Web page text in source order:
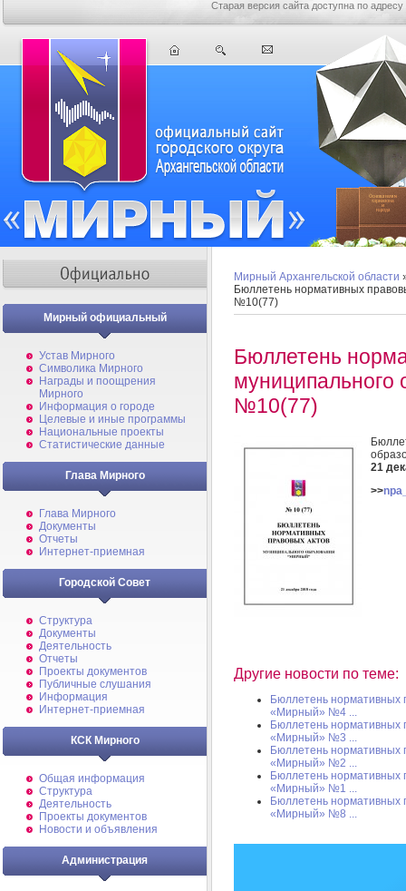
Старая версия сайта доступна по адресу
Мирный официальный
Устав Мирного
Символика Мирного
Награды и поощрения
Мирного
Информация о городе
Целевые и иные программы
Национальные проекты
Статистические данные
Глава Мирного
Глава Мирного
Документы
Отчеты
Интернет-приемная
Городской Совет
Структура
Документы
Деятельность
Отчеты
Проекты документов
Публичные слушания
Информация
Интернет-приемная
КСК Мирного
Общая информация
Структура
Деятельность
Проекты документов
Новости и объявления
Администрация
Мирный Архангельской области
Бюллетень нормативных
№10(77)
Бюллетень
№10(77)
21
>>
Другие новости по теме:
Бюллетень нормативных
«Мирный» №4 ...
Бюллетень нормативных
«Мирный» №3 ...
Бюллетень нормативных
«Мирный» №2 ...
Бюллетень нормативных
«Мирный» №1 ...
Бюллетень нормативных
«Мирный» №8 ...